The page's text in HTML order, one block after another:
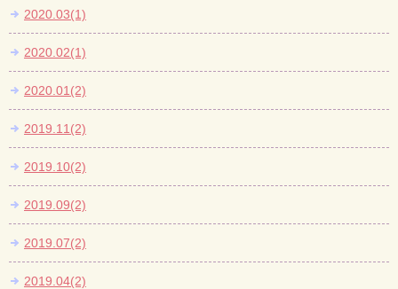
2020.03(1)
2020.02(1)
2020.01(2)
2019.11(2)
2019.10(2)
2019.09(2)
2019.07(2)
2019.04(2)